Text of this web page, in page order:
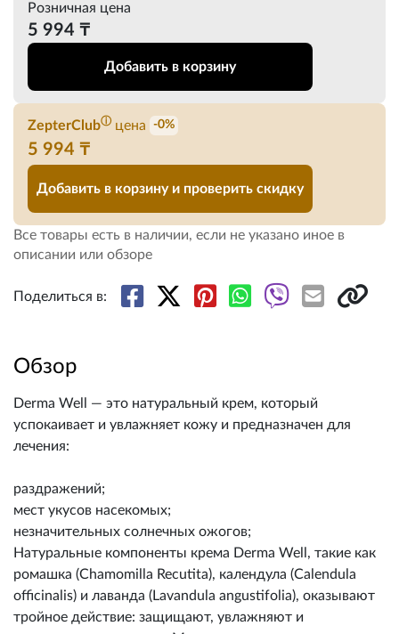
Розничная цена
5 994 ₸
Добавить в корзину
ZepterClubⓘ цена -0%
5 994 ₸
Добавить в корзину и проверить скидку
Все товары есть в наличии, если не указано иное в
описании или обзоре
Поделиться в:
Обзор
Derma Well — это натуральный крем, который
успокаивает и увлажняет кожу и предназначен для
лечения:
раздражений;
мест укусов насекомых;
незначительных солнечных ожогов;
Натуральные компоненты крема Derma Well, такие как
ромашка (Chamomilla Recutita), календула (Calendula
officinalis) и лаванда (Lavandula angustifolia), оказывают
тройное действие: защищают, увлажняют и